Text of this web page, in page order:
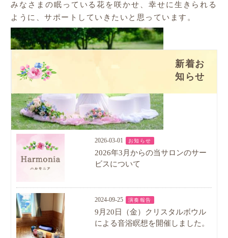
みなさまの眠っている花を咲かせ、幸せに生きられる
ように、サポートしていきたいと思っています。
新着お
知らせ
2026-03-01 お知らせ
2026年3月からの当サロンのサー
ビスについて
2024-09-25 演奏報告
9月20日（金）クリスタルボウル
による音浴瞑想を開催しました。